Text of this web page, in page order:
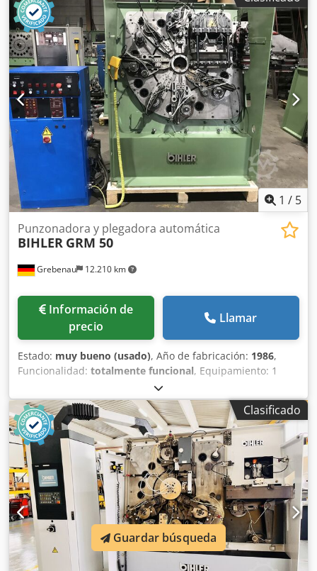
1 / 5
Grebenau 12.210 km
Punzonadora y plegadora automática
BIHLER GRM 50
Información de
precio
Llamar
Estado: muy bueno (usado), Año de fabricación: 1986,
Funcionalidad: totalmente funcional, Equipamiento: 1
carro de avance derecho 1 prensa excéntrica de dos
puntos 250 kN 4 unidades de carro estándar 1 unidad de
carro estrecho 1 eje de control Área de trabajo: Diámetro
de alambre: 0,5 - 5,0 mm Ancho de banda: máx. 40 mm
Longitud de avance: máx. 320 mm Rendimiento: máx.
135/min Cedetzlzaspfx Agdoha
Clasificado
Guardar búsqueda